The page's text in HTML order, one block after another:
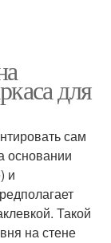
для
сам
основании
и
Такой
на стене